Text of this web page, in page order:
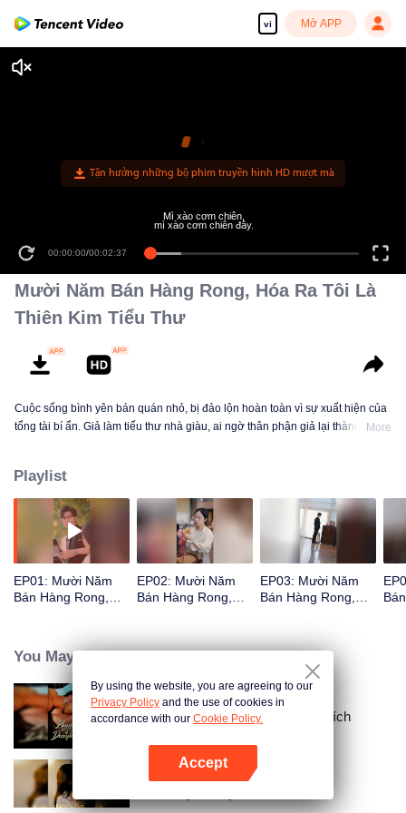
vi Mở APP
Tận hưởng những bộ phim truyền hình HD mượt mà
00:00:00/00:02:37
Mì xào cơm chiên,
mì xào cơm chiên đây.
Mười Năm Bán Hàng Rong, Hóa Ra Tôi Là
Thiên Kim Tiểu Thư
Cuộc sống bình yên bán quán nhỏ, bị đảo lộn hoàn toàn vì sự xuất hiện của
tổng tài bí ẩn. Giả làm tiểu thư nhà giàu, ai ngờ thân phận giả lại thành thật!
More
Playlist
EP01: Mười Năm
Bán Hàng Rong,
EP02: Mười Năm
Bán Hàng Rong,
EP03: Mười Năm
Bán Hàng Rong,
You May Like
Ràng Buộc Với Người Vợ Mất Tích
By using the website, you are agreeing to our
Privacy Policy and the use of cookies in
accordance with our Cookie Policy.
Accept